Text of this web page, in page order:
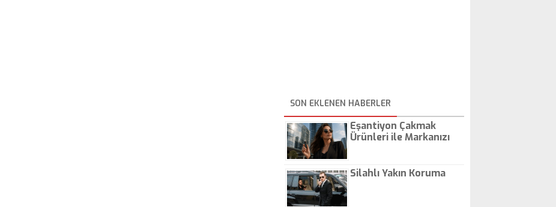
SON EKLENEN HABERLER
Eşantiyon Çakmak
Ürünleri ile Markanızı
Silahlı Yakın Koruma